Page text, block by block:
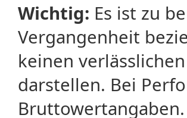
Wichtig: Es ist zu
Vergangenheit
keinen
darstellen. Bei